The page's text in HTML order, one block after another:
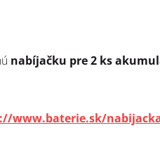
nabíjačku pre 2 ks
www.baterie.sk/